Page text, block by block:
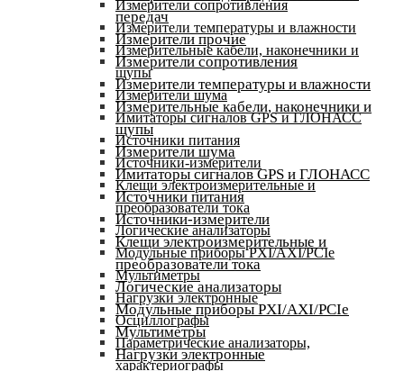
Измерители сопротивления
Измерители температуры и влажности
Измерительные кабели, наконечники и
щупы
Измерители шума
Имитаторы сигналов GPS и ГЛОНАСС
Источники питания
Источники-измерители
Клещи электроизмерительные и
преобразователи тока
Логические анализаторы
Модульные приборы PXI/AXI/PCIe
Мультиметры
Нагрузки электронные
Осциллографы
Параметрические анализаторы,
характериографы
передач
Измерители прочие
Измерители сопротивления
Измерители температуры и влажности
Измерительные кабели, наконечники и
щупы
Измерители шума
Имитаторы сигналов GPS и ГЛОНАСС
Источники питания
Источники-измерители
Клещи электроизмерительные и
преобразователи тока
Логические анализаторы
Модульные приборы PXI/AXI/PCIe
Мультиметры
Нагрузки электронные